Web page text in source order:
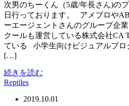
次男のちーくん（5歳/年長さん)の
日行っております。 アメブロや
ーエージェントさんのグループ企
クールも運営している株式会社CA
ている 小学生向けビジュアルプロ
[…]
続きを読む
Reptiles
2019.10.01